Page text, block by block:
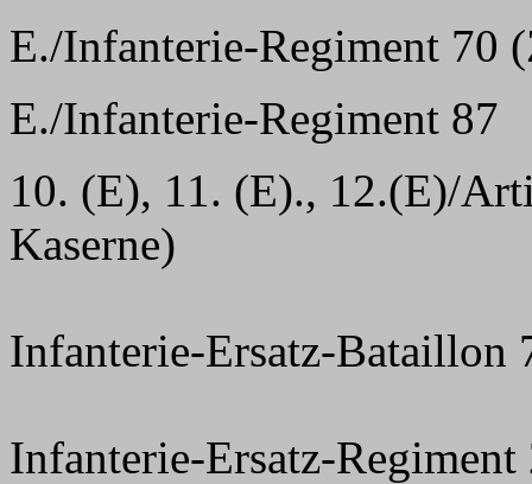
E./Infanterie-Regiment 70
E./Infanterie-Regiment 87
10. (E), 11. (E)., 12.(E)/
Kaserne)
Infanterie-Ersatz-Bataillon
Infanterie-Ersatz-Regiment